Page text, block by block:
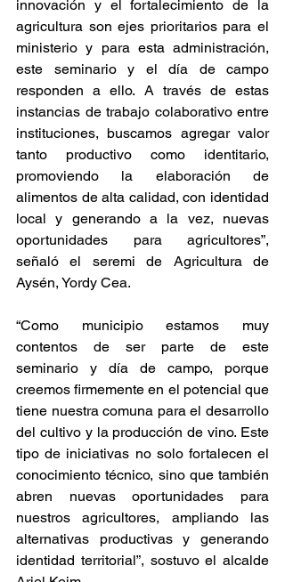
innovación y el fortalecimiento de la
agricultura son ejes prioritarios para el
ministerio y para esta administración,
este seminario y el día de campo
responden a ello. A través de estas
instancias de trabajo colaborativo entre
instituciones, buscamos agregar valor
tanto productivo como identitario,
promoviendo la elaboración de
alimentos de alta calidad, con identidad
local y generando a la vez, nuevas
oportunidades para agricultores”,
señaló el seremi de Agricultura de
Aysén, Yordy Cea.
“Como municipio estamos muy
contentos de ser parte de este
seminario y día de campo, porque
creemos firmemente en el potencial que
tiene nuestra comuna para el desarrollo
del cultivo y la producción de vino. Este
tipo de iniciativas no solo fortalecen el
conocimiento técnico, sino que también
abren nuevas oportunidades para
nuestros agricultores, ampliando las
alternativas productivas y generando
identidad territorial”, sostuvo el alcalde